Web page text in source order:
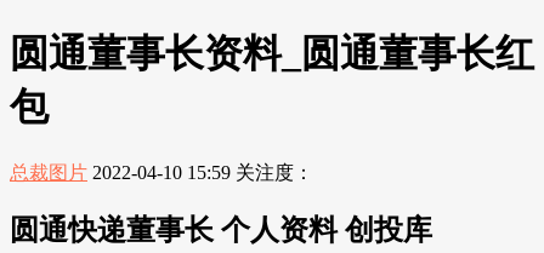
圆通董事长资料_圆通董事长红
包
总裁图片 2022-04-10 15:59 关注度：
圆通快递董事长 个人资料 创投库